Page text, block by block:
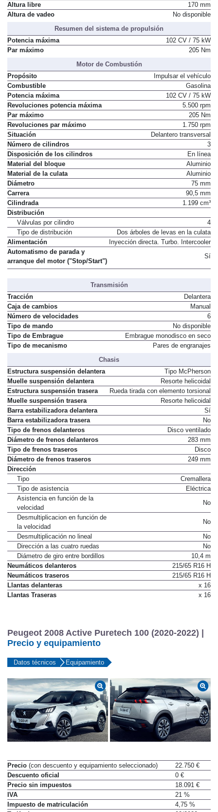
Altura libre
170 mm
Altura de vadeo
No disponible
Resumen del sistema de propulsión
Potencia máxima
102 CV / 75 kW
Par máximo
205 Nm
Motor de Combustión
Propósito
Impulsar el vehículo
Combustible
Gasolina
Potencia máxima
102 CV / 75 kW
Revoluciones potencia máxima
5.500 rpm
Par máximo
205 Nm
Revoluciones par máximo
1.750 rpm
Situación
Delantero transversal
Número de cilindros
3
Disposición de los cilindros
En línea
Material del bloque
Aluminio
Material de la culata
Aluminio
Diámetro
75 mm
Carrera
90,5 mm
Cilindrada
1.199 cm³
Distribución
Válvulas por cilindro
4
Tipo de distribución
Dos árboles de levas en la culata
Alimentación
Inyección directa. Turbo. Intercooler
Automatismo de parada y
arranque del motor ("Stop/Start")
Sí
Transmisión
Tracción
Delantera
Caja de cambios
Manual
Número de velocidades
6
Tipo de mando
No disponible
Tipo de Embrague
Embrague monodisco en seco
Tipo de mecanismo
Pares de engranajes
Chasis
Estructura suspensión delantera
Tipo McPherson
Muelle suspensión delantera
Resorte helicoidal
Estructura suspensión trasera
Rueda tirada con elemento torsional
Muelle suspensión trasera
Resorte helicoidal
Barra estabilizadora delantera
Sí
Barra estabilizadora trasera
No
Tipo de frenos delanteros
Disco ventilado
Diámetro de frenos delanteros
283 mm
Tipo de frenos traseros
Disco
Diámetro de frenos traseros
249 mm
Dirección
Tipo
Cremallera
Tipo de asistencia
Eléctrica
Asistencia en función de la
velocidad
No
Desmultiplicacion en función de
la velocidad
No
Desmultiplicación no lineal
No
Dirección a las cuatro ruedas
No
Diámetro de giro entre bordillos
10,4 m
Neumáticos delanteros
215/65 R16 H
Neumáticos traseros
215/65 R16 H
Llantas delanteras
x 16
Llantas Traseras
x 16
Peugeot 2008 Active Puretech 100 (2020-2022) |
Precio y equipamiento
Datos técnicos Equipamiento
Precio (con descuento y equipamiento seleccionado)
22.750 €
Descuento oficial
0 €
Precio sin impuestos
18.091 €
IVA
21 %
Impuesto de matriculación
4,75 %